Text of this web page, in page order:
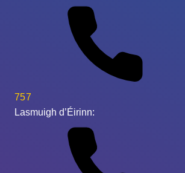
757
Lasmuigh d’Éirinn: